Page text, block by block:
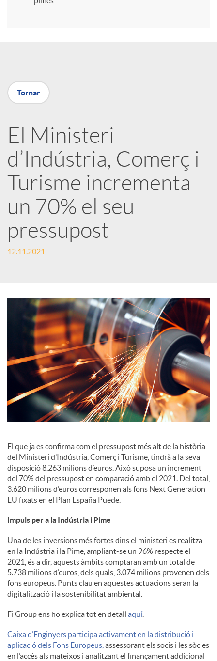
X
a
r
x
e
s
o
c
i
a
l
s
Tornar
El Ministeri
d’Indústria, Comerç i
Turisme incrementa
un 70% el seu
pressupost
12.11.2021
El que ja es confirma com el pressupost més alt de la història
del Ministeri d’Indústria, Comerç i Turisme, tindrà a la seva
disposició 8.263 milions d’euros. Això suposa un increment
del 70% del pressupost en comparació amb el 2021. Del total,
3.620 milions d’euros corresponen als fons Next Generation
EU fixats en el Plan España Puede.
Impuls per a la Indústria i Pime
Una de les inversions més fortes dins el ministeri es realitza
en la Indústria i la Pime, ampliant-se un 96% respecte el
2021, és a dir, aquests àmbits comptaran amb un total de
5.738 milions d’euros, dels quals, 3.074 milions provenen dels
fons europeus. Punts clau en aquestes actuacions seran la
digitalització i la sostenibilitat ambiental.
Fi Group ens ho explica tot en detall aquí
Caixa d’Enginyers participa activament en la distribució i
aplicació dels Fons Europeus, assessorant els socis i les sòcies
en l’accés als mateixos i analitzant el finançament addicional